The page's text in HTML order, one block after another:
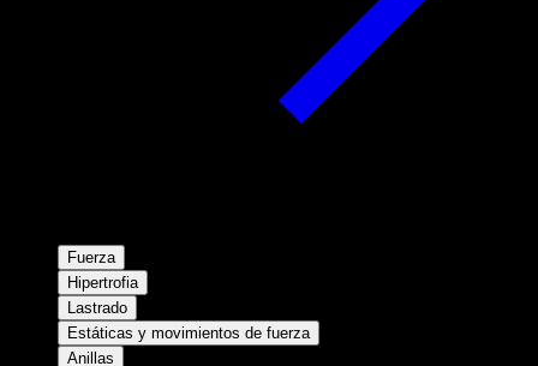
Fuerza
Hipertrofia
Lastrado
Estáticas y movimientos de fuerza
Anillas